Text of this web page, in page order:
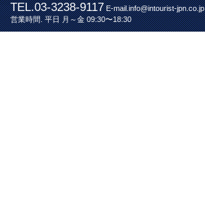
TEL.03-3238-9117E-mail.info@intourist-jpn.co.jp
営業時間. 平日 月～金 09:30〜18:30